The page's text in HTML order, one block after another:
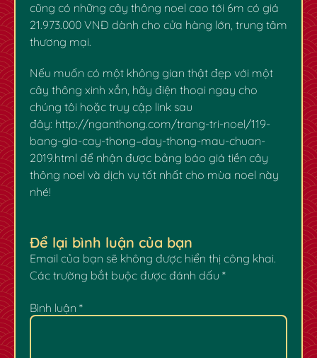
cũng có những cây thông noel cao tới 6m có giá
21.973.000 VNĐ dành cho cửa hàng lớn, trung tâm
thương mại.
Nếu muốn có một không gian thật đẹp với một
cây thông xinh xắn, hãy điện thoại ngay cho
chúng tôi hoặc truy cập link sau
đây: http://nganthong.com/trang-tri-noel/119-
bang-gia-cay-thong–day-thong-mau-chuan-
2019.html để nhận được bảng báo giá tiền cây
thông noel và dịch vụ tốt nhất cho mùa noel này
nhé!
Để lại bình luận của bạn
Email của bạn sẽ không được hiển thị công khai.
Các trường bắt buộc được đánh dấu *
Bình luận *